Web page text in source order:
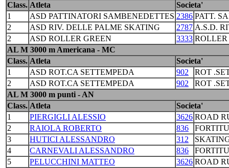
Class. Atleta
Societa'
1
ASD PATTINATORI SAMBENEDETTES 2386 PATT.
2
ASD RIV. DELLE PALME SKATING 2787 A.S.D.
2
ASD ROLLER GREEN 3333 ROLLER
AL M 3000 m Americana - MC
Class. Atleta
Societa'
1
ASD ROT.CA SETTEMPEDA 902
ROT
2
ASD ROT.CA SETTEMPEDA 902
ROT
AL M 3000 m punti - AN
Class. Atleta
Societa'
1
PIERGIGLI ALESSIO 3626 ROAD
2
RAIOLA ROBERTO 836
3
HUTICI ALESSANDRO 312
4
CARNEVALI ALESSANDRO 836
5
PELUCCHINI MATTEO 3626 ROAD